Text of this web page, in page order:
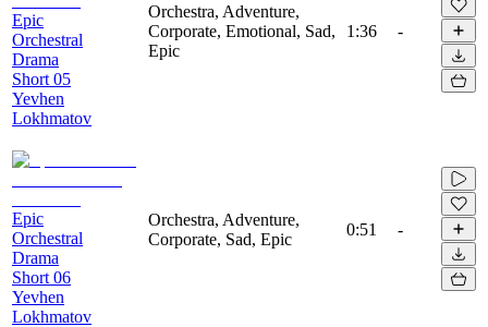
Epic
Orchestral
Drama
Short 05
Yevhen
Lokhmatov
Orchestra, Adventure,
Corporate, Emotional, Sad,
Epic
1:36 -
Epic
Orchestral
Drama
Short 06
Yevhen
Lokhmatov
Orchestra, Adventure,
Corporate, Sad, Epic
0:51 -